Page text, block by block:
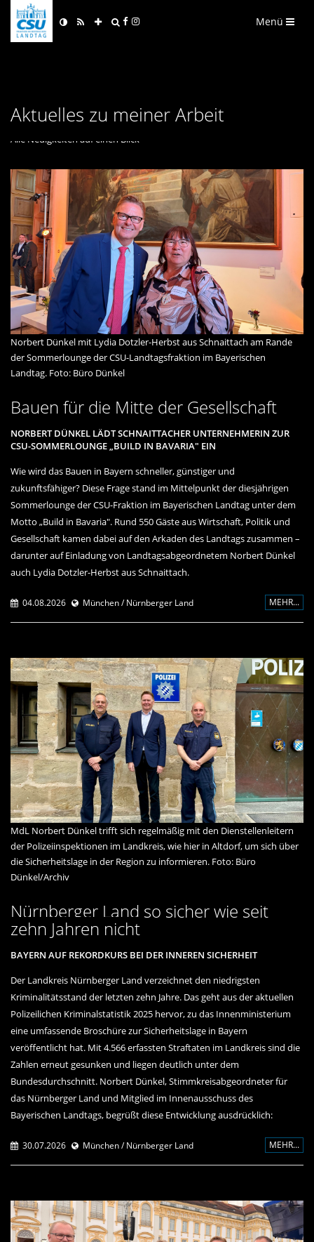
Menü
Aktuelles zu meiner Arbeit
Alle Neuigkeiten auf einen Blick
Norbert Dünkel mit Lydia Dotzler-Herbst aus Schnaittach am Rande
der Sommerlounge der CSU-Landtagsfraktion im Bayerischen
Landtag. Foto: Büro Dünkel
Bauen für die Mitte der Gesellschaft
NORBERT DÜNKEL LÄDT SCHNAITTACHER UNTERNEHMERIN ZUR
CSU-SOMMERLOUNGE „BUILD IN BAVARIA" EIN
Wie wird das Bauen in Bayern schneller, günstiger und
zukunftsfähiger? Diese Frage stand im Mittelpunkt der diesjährigen
Sommerlounge der CSU-Fraktion im Bayerischen Landtag unter dem
Motto „Build in Bavaria". Rund 550 Gäste aus Wirtschaft, Politik und
Gesellschaft kamen dabei auf den Arkaden des Landtags zusammen –
darunter auf Einladung von Landtagsabgeordnetem Norbert Dünkel
auch Lydia Dotzler-Herbst aus Schnaittach.
04.08.2026 München / Nürnberger Land MEHR...
MdL Norbert Dünkel trifft sich regelmäßig mit den Dienstellenleitern
der Polizeiinspektionen im Landkreis, wie hier in Altdorf, um sich über
die Sicherheitslage in der Region zu informieren. Foto: Büro
Dünkel/Archiv
Nürnberger Land so sicher wie seit
zehn Jahren nicht
BAYERN AUF REKORDKURS BEI DER INNEREN SICHERHEIT
Der Landkreis Nürnberger Land verzeichnet den niedrigsten
Kriminalitätsstand der letzten zehn Jahre. Das geht aus der aktuellen
Polizeilichen Kriminalstatistik 2025 hervor, zu das Innenministerium
eine umfassende Broschüre zur Sicherheitslage in Bayern
veröffentlicht hat. Mit 4.566 erfassten Straftaten im Landkreis sind die
Zahlen erneut gesunken und liegen deutlich unter dem
Bundesdurchschnitt. Norbert Dünkel, Stimmkreisabgeordneter für
das Nürnberger Land und Mitglied im Innenausschuss des
Bayerischen Landtags, begrüßt diese Entwicklung ausdrücklich:
30.07.2026 München / Nürnberger Land MEHR...